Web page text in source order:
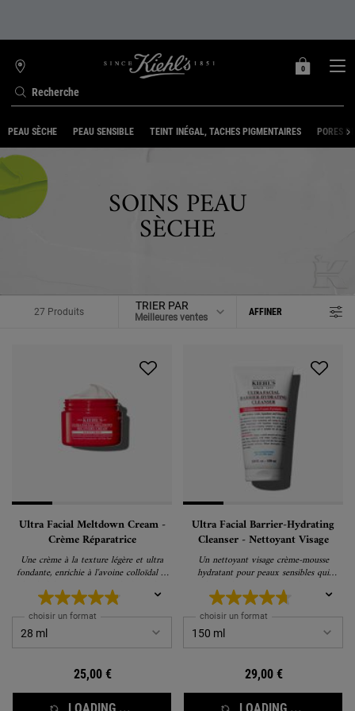
Recherche
TROUVER
UNE
BOUTIQUE
MON
0
0 PRODUIT
Contenu principal
PEAU SÈCHE PEAU SENSIBLE TEINT INÉGAL, TACHES PIGMENTAIRES PORES
SOINS PEAU
SÈCHE
27 Produits TRIER PAR AFFINER
MENU DE FILTRAGE
Ultra Facial Meltdown Cream -
Crème Réparatrice
Une crème à la texture légère et ultra
fondante, enrichie à l'avoine colloïdal et
bisabolol, pour apaiser et hydrater les
peaux sensibilisées ou sèches.
choisir un format
25,00 €
Ultra Facial Barrier-Hydrating
Cleanser - Nettoyant Visage
Un nettoyant visage crème-mousse
hydratant pour peaux sensibles qui
élimine les impuretés en douceur.
choisir un format
29,00 €